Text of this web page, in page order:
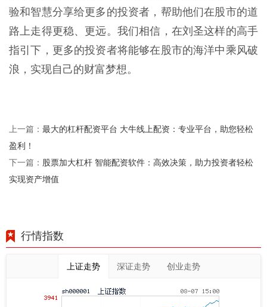
验和智慧分享给更多的投资者，帮助他们在股市的道
路上走得更稳、更远。我们相信，在刘圣这样的高手
指引下，更多的投资者将能够在股市的海洋中乘风破
浪，实现自己的财富梦想。
上一篇： 最大的杠杆配资平台 大牛线上配资：专业平台，助您轻松
盈利！
下一篇： 股票加大杠杆 智能配资软件：高效决策，助力投资者轻松
实现资产增值
行情指数
上证走势 深证走势 创业走势